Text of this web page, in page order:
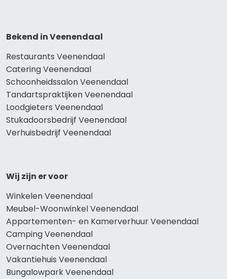
Bekend in Veenendaal
Restaurants Veenendaal
Catering Veenendaal
Schoonheidssalon Veenendaal
Tandartspraktijken Veenendaal
Loodgieters Veenendaal
Stukadoorsbedrijf Veenendaal
Verhuisbedrijf Veenendaal
Wij zijn er voor
Winkelen Veenendaal
Meubel-Woonwinkel Veenendaal
Appartementen- en Kamerverhuur Veenendaal
Camping Veenendaal
Overnachten Veenendaal
Vakantiehuis Veenendaal
Bungalowpark Veenendaal